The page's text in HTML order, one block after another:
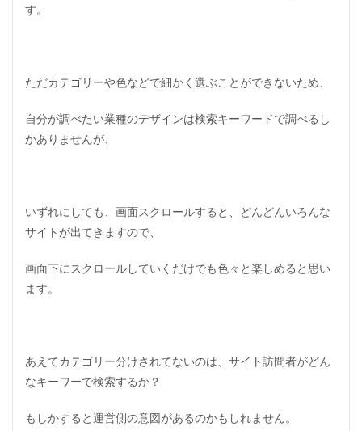
す。
ただカテゴリーや色などで細かく選ぶことができないため、
自分が調べたい業種のデザインは検索キーワードで調べるし
かありませんが、
いずれにしても、画面スクロールすると、どんどんいろんな
サイトが出てきますので、
画面下にスクロールしていくだけでも色々と楽しめると思い
ます。
あえてカテゴリー分けされてないのは、サイト訪問者がどん
なキーワーで検索するか？
もしかすると運営側の意図があるのかもしれません。